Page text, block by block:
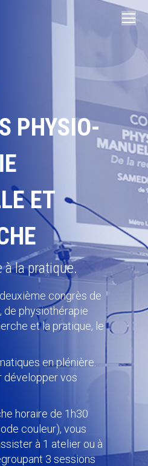
PHYSIO-
ET
à la pratique.
congrès de
de physiothérapie
et la pratique, le
en plénière.
développer vos
horaire de 1h30
couleur), vous
à 1 atelier ou à
3 sessions